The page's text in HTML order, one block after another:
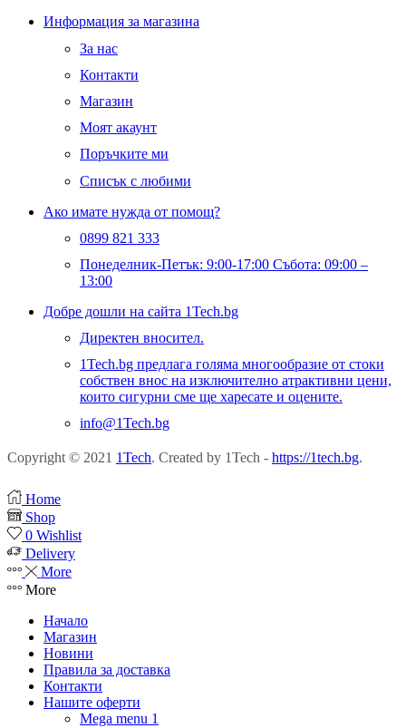
Информация за магазина
За нас
Контакти
Магазин
Моят акаунт
Поръчките ми
Списък с любими
Ако имате нужда от помощ?
0899 821 333
Понеделник-Петък: 9:00-17:00 Събота: 09:00 –
13:00
Добре дошли на сайта 1Tech.bg
Директен вносител.
1Tech.bg предлага голяма многообразие от стоки
собствен внос на изключително атрактивни цени,
които сигурни сме ще харесате и оцените.
info@1Tech.bg
Copyright © 2021 1Tech. Created by 1Tech - https://1tech.bg.
Home
Shop
0 Wishlist
Delivery
More
More
Начало
Магазин
Новини
Правила за доставка
Контакти
Нашите оферти
Mega menu 1